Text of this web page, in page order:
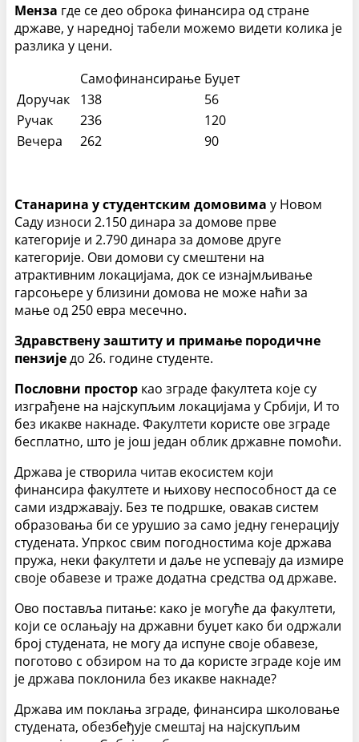
Менза где се део оброка финансира од стране
државе, у наредној табели можемо видети колика је
разлика у цени.
Самофинансирање Буџет
Доручак
138
56
Ручак
236
120
Вечера
262 90
Станарина у студентским домовима у Новом
Саду износи 2.150 динара за домове прве
категорије и 2.790 динара за домове друге
категорије. Ови домови су смештени на
атрактивним локацијама, док се изнајмљивање
гарсоњере у близини домова не може наћи за
мање од 250 евра месечно.
Здравствену заштиту и примање породичне
пензиједо 26. године студенте.
Пословни простор као зграде факултета које су
изграђене на најскупљим локацијама у Србији, И то
без икакве накнаде. Факултети користе ове зграде
бесплатно, што је још један облик државне помоћи.
Држава је створила читав екосистем који
финансира факултете и њихову неспособност да се
сами издржавају. Без те подршке, овакав систем
образовања би се урушио за само једну генерацију
студената. Упркос свим погодностима које држава
пружа, неки факултети и даље не успевају да измире
своје обавезе и траже додатна средства од државе.
Ово поставља питање: како је могуће да факултети,
који се ослањају на државни буџет како би одржали
број студената, не могу да испуне своје обавезе,
поготово с обзиром на то да користе зграде које им
је држава поклонила без икакве накнаде?
Држава им поклања зграде, финансира школовање
студената, обезбеђује смештај на најскупљим